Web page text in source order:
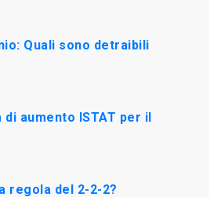
Quali sono detraibili
di aumento ISTAT per il
regola del 2-2-2?